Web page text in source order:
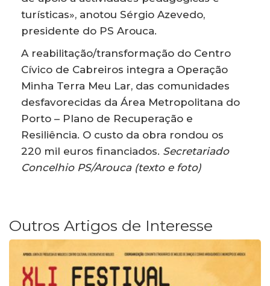
turísticas», anotou Sérgio Azevedo,
presidente do PS Arouca.
A reabilitação/transformação do Centro
Cívico de Cabreiros integra a Operação
Minha Terra Meu Lar, das comunidades
desfavorecidas da Área Metropolitana do
Porto – Plano de Recuperação e
Resiliência. O custo da obra rondou os
220 mil euros financiados. Secretariado
Concelhio PS/Arouca (texto e foto)
Outros Artigos de Interesse